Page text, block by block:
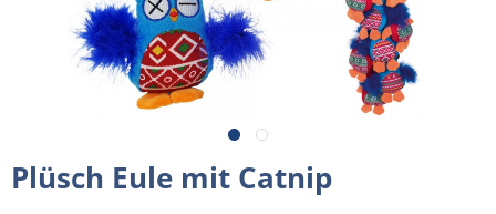
Plüsch Eule mit Catnip